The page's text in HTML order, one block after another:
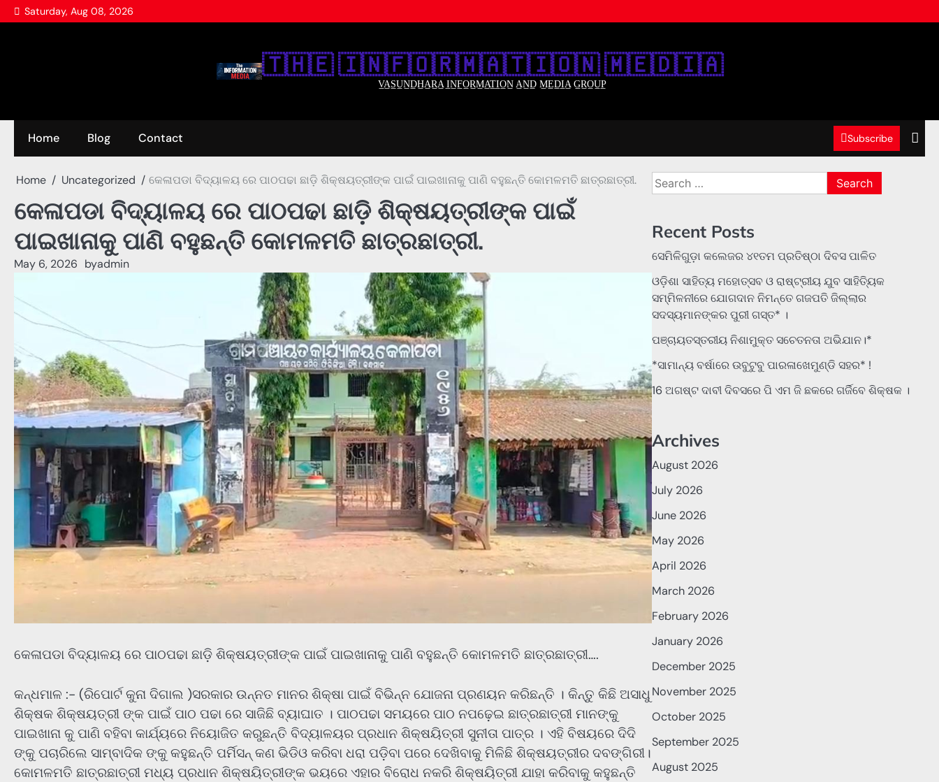
Skip
to
Saturday, Aug 08, 2026
🇹‌🇭‌🇪‌ 🇮‌🇳‌🇫‌🇴‌🇷‌🇲‌🇦‌🇹‌🇮‌🇴‌🇳‌ 🇲‌🇪‌🇩‌🇮‌🇦‌
V̲A̲S̲U̲N̲D̲H̲A̲R̲A̲ I̲N̲F̲O̲R̲M̲A̲T̲I̲O̲N̲ A̲N̲D̲ M̲E̲D̲I̲A̲ G̲R̲O̲U̲P̲
Home Blog Contact Subscribe
Home Uncategorized କେଳାପଡା ବିଦ୍ୟାଳୟ ରେ ପାଠପଢା ଛାଡ଼ି ଶିକ୍ଷୟତ୍ରୀଙ୍କ ପାଇଁ ପାଇଖାନାକୁ ପାଣି ବହୁଛନ୍ତି କୋମଳମତି ଛାତ୍ରଛାତ୍ରୀ.
କେଳାପଡା ବିଦ୍ୟାଳୟ ରେ ପାଠପଢା ଛାଡ଼ି ଶିକ୍ଷୟତ୍ରୀଙ୍କ ପାଇଁ
ପାଇଖାନାକୁ ପାଣି ବହୁଛନ୍ତି କୋମଳମତି ଛାତ୍ରଛାତ୍ରୀ.
May 6, 2026 byadmin
କେଳାପଡା ବିଦ୍ୟାଳୟ ରେ ପାଠପଢା ଛାଡ଼ି ଶିକ୍ଷୟତ୍ରୀଙ୍କ ପାଇଁ ପାଇଖାନାକୁ ପାଣି ବହୁଛନ୍ତି କୋମଳମତି ଛାତ୍ରଛାତ୍ରୀ….
କନ୍ଧମାଳ :- (ରିପୋର୍ଟ କୁନା ଦିଗାଲ )ସରକାର ଉନ୍ନତ ମାନର ଶିକ୍ଷା ପାଇଁ ବିଭିନ୍ନ ଯୋଜନା ପ୍ରଣୟନ କରିଛନ୍ତି । କିନ୍ତୁ କିଛି ଅସାଧୁ
ଶିକ୍ଷକ ଶିକ୍ଷୟତ୍ରୀ ଙ୍କ ପାଇଁ ପାଠ ପଢା ରେ ସାଜିଛି ବ୍ୟାଘାତ । ପାଠପଢା ସମୟରେ ପାଠ ନପଢ଼େଇ ଛାତ୍ରଛାତ୍ରୀ ମାନଙ୍କୁ
ପାଇଖାନା କୁ ପାଣି ବହିବା କାର୍ଯ୍ୟରେ ନିୟୋଜିତ କରୁଛନ୍ତି ବିଦ୍ୟାଳୟର ପ୍ରଧାନ ଶିକ୍ଷୟିତ୍ରୀ ସୁନୀତା ପାତ୍ର । ଏହି ବିଷୟରେ ଦିଦି
ଙ୍କୁ ପଚାରିଲେ ସାମ୍ବାଦିକ ଙ୍କୁ କହୁଛନ୍ତି ପର୍ମିସନ୍ କଣ ଭିଡିଓ କରିବା ଧରା ପଡ଼ିବା ପରେ ଦେଖିବାକୁ ମିଳିଛି ଶିକ୍ଷୟତ୍ରୀର ଦବଙ୍ଗିରୀ।
କୋମଳମତି ଛାତ୍ରଛାତ୍ରୀ ମଧ୍ୟ ପ୍ରଧାନ ଶିକ୍ଷୟିତ୍ରୀଙ୍କ ଭୟରେ ଏହାର ବିରୋଧ ନକରି ଶିକ୍ଷୟିତ୍ରୀ ଯାହା କରିବାକୁ କହୁଛନ୍ତି
Search
for:
Recent Posts
ସେମିଳିଗୁଡ଼ା କଲେଜର ୪୧ତମ ପ୍ରତିଷ୍ଠା ଦିବସ ପାଳିତ
ଓଡ଼ିଶା ସାହିତ୍ୟ ମହୋତ୍ସବ ଓ ରାଷ୍ଟ୍ରୀୟ ଯୁବ ସାହିତ୍ୟିକ
ସମ୍ମିଳନୀରେ ଯୋଗଦାନ ନିମନ୍ତେ ଗଜପତି ଜିଲ୍ଲାର
ସଦସ୍ୟମାନଙ୍କର ପୁରୀ ଗସ୍ତ* ।
ପଞ୍ଚାୟତସ୍ତରୀୟ ନିଶାମୁକ୍ତ ସଚେତନତା ଅଭିଯାନ।*
*ସାମାନ୍ୟ ବର୍ଷାରେ ଉବୁଟୁବୁ ପାରଳାଖେମୁଣ୍ଡି ସହର* !
16 ଅଗଷ୍ଟ ଦାବୀ ଦିବସରେ ପି ଏମ ଜି ଛକରେ ଗର୍ଜିବେ ଶିକ୍ଷକ ।
Archives
August 2026
July 2026
June 2026
May 2026
April 2026
March 2026
February 2026
January 2026
December 2025
November 2025
October 2025
September 2025
August 2025